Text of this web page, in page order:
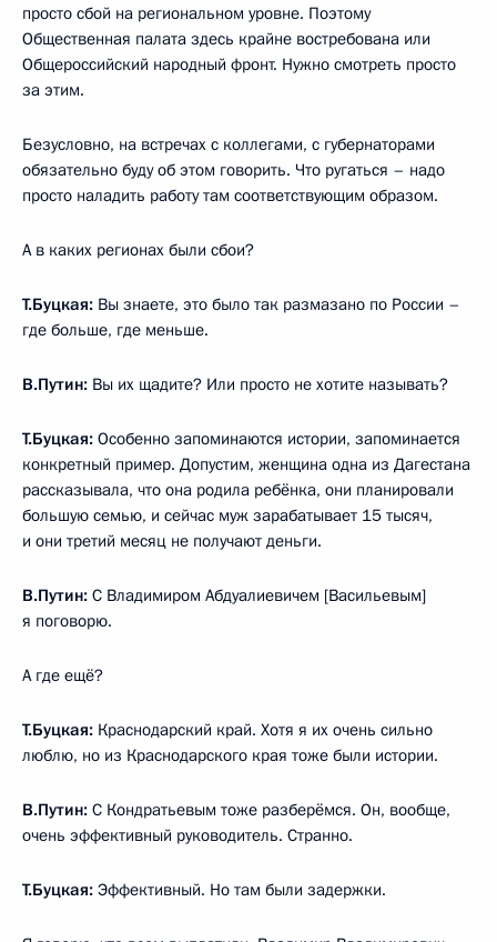
просто сбой на региональном уровне. Поэтому
Общественная палата здесь крайне востребована или
Общероссийский народный фронт. Нужно смотреть просто
за этим.
Безусловно, на встречах с коллегами, с губернаторами
обязательно буду об этом говорить. Что ругаться – надо
просто наладить работу там соответствующим образом.
А в каких регионах были сбои?
Т.Буцкая: Вы знаете, это было так размазано по России –
где больше, где меньше.
В.Путин: Вы их щадите? Или просто не хотите называть?
Т.Буцкая: Особенно запоминаются истории, запоминается
конкретный пример. Допустим, женщина одна из Дагестана
рассказывала, что она родила ребёнка, они планировали
большую семью, и сейчас муж зарабатывает 15 тысяч,
и они третий месяц не получают деньги.
В.Путин: С Владимиром Абдуалиевичем [Васильевым]
я поговорю.
А где ещё?
Т.Буцкая: Краснодарский край. Хотя я их очень сильно
люблю, но из Краснодарского края тоже были истории.
В.Путин: С Кондратьевым тоже разберёмся. Он, вообще,
очень эффективный руководитель. Странно.
Т.Буцкая: Эффективный. Но там были задержки.